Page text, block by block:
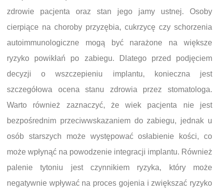
zdrowie pacjenta oraz stan jego jamy ustnej. Osoby
cierpiące na choroby przyzębia, cukrzycę czy schorzenia
autoimmunologiczne mogą być narażone na większe
ryzyko powikłań po zabiegu. Dlatego przed podjęciem
decyzji o wszczepieniu implantu, konieczna jest
szczegółowa ocena stanu zdrowia przez stomatologa.
Warto również zaznaczyć, że wiek pacjenta nie jest
bezpośrednim przeciwwskazaniem do zabiegu, jednak u
osób starszych może występować osłabienie kości, co
może wpłynąć na powodzenie integracji implantu. Również
palenie tytoniu jest czynnikiem ryzyka, który może
negatywnie wpływać na proces gojenia i zwiększać ryzyko